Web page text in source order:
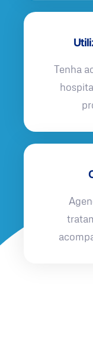
Tenha